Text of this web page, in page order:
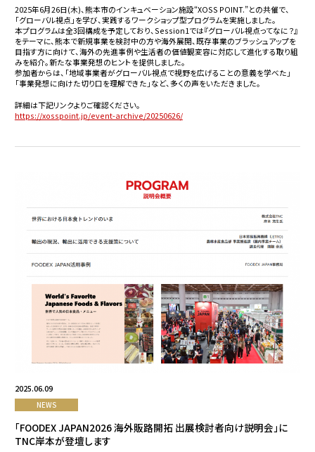
2025年6月26日(木)、熊本市のインキュベーション施設“XOSS POINT.”との共催で、
「グローバル視点」を学び、実践するワークショップ型プログラムを実施しました。
本プログラムは全3回構成を予定しており、Session1では『グローバル視点ってなに？』
をテーマに、熊本で新規事業を検討中の方や海外展開、既存事業のブラッシュアップを
目指す方に向けて、海外の先進事例や生活者の価値観変容に対応して進化する取り組
みを紹介。新たな事業発想のヒントを提供しました。
参加者からは、「地域事業者がグローバル視点で視野を広げることの意義を学べた」
「事業発想に向けた切り口を理解できた」など、多くの声をいただきました。
詳細は下記リンクよりご確認ください。
https://xosspoint.jp/event-archive/20250626/
2025.06.09
NEWS
「FOODEX JAPAN2026 海外販路開拓 出展検討者向け説明会」に
TNC岸本が登壇します